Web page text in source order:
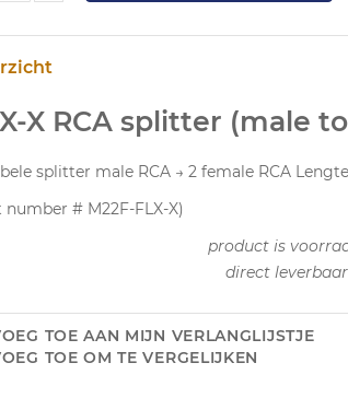
X RCA splitter (male
splitter male RCA → 2 female RCA
number # M22F-FLX-X)
product is
direct leverbaar
TOE AAN MIJN VERLANGLIJSTJE
TOE OM TE VERGELIJKEN